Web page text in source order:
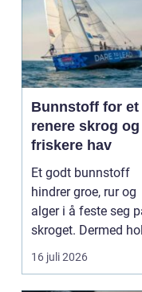
Bunnstoff for et
renere skrog
friskere hav
Et godt bunnstoff
hindrer groe, rur og
alger i å feste seg
skroget. Dermed
båten bedre far...
16 juli 2026